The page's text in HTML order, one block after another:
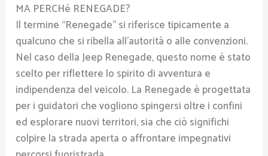
MA PERCHé RENEGADE?
Il termine “Renegade” si riferisce tipicamente a
qualcuno che si ribella all’autorità o alle convenzioni.
Nel caso della Jeep Renegade, questo nome è stato
scelto per riflettere lo spirito di avventura e
indipendenza del veicolo. La Renegade è progettata
per i guidatori che vogliono spingersi oltre i confini
ed esplorare nuovi territori, sia che ciò significhi
colpire la strada aperta o affrontare impegnativi